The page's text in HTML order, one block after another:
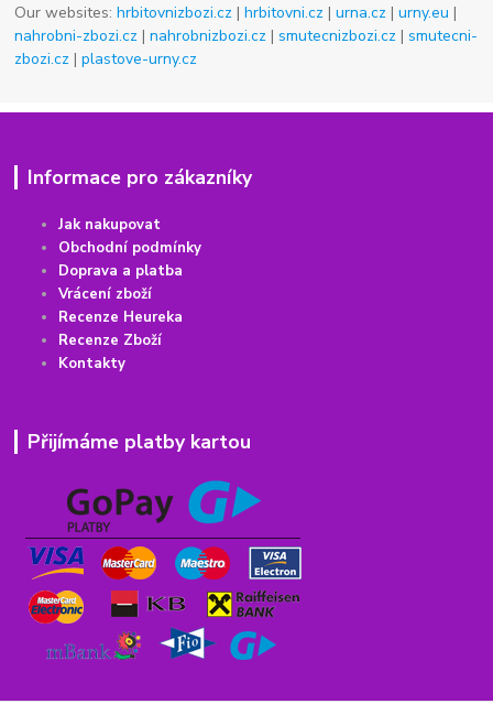
Our websites:hrbitovnizbozi.cz |hrbitovni.cz |urna.cz |urny.eu |
nahrobni-zbozi.cz |nahrobnizbozi.cz |smutecnizbozi.cz |smutecni-
zbozi.cz |plastove-urny.cz
Informace pro zákazníky
Jak nakupovat
Obchodní podmínky
Doprava a platba
Vrácení zboží
Recenze Heureka
Recenze Zboží
Kontakty
Přijímáme platby kartou